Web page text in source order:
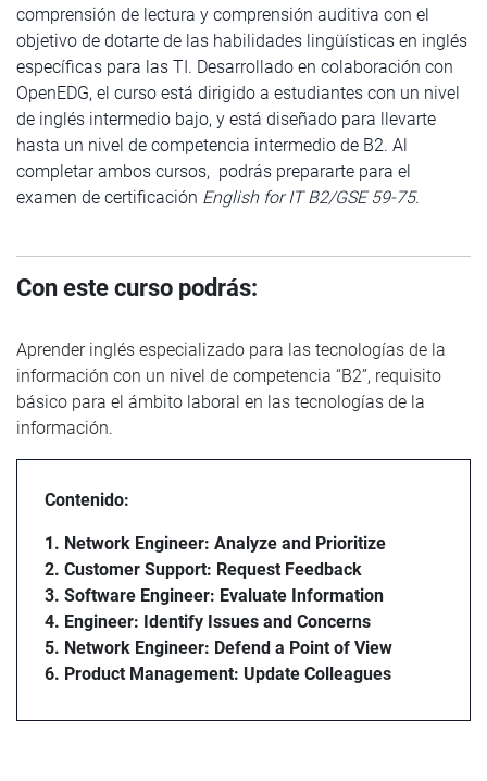
comprensión de lectura y comprensión auditiva con el
objetivo de dotarte de las habilidades lingüísticas en inglés
específicas para las TI. Desarrollado en colaboración con
OpenEDG, el curso está dirigido a estudiantes con un nivel
de inglés intermedio bajo, y está diseñado para llevarte
hasta un nivel de competencia intermedio de B2. Al
completar ambos cursos, podrás prepararte para el
examen de certificación English for IT B2/GSE 59-75.
Con este curso podrás:
Aprender inglés especializado para las tecnologías de la
información con un nivel de competencia “B2”, requisito
básico para el ámbito laboral en las tecnologías de la
información.
Contenido:
1. Network Engineer: Analyze and Prioritize
2. Customer Support: Request Feedback
3. Software Engineer: Evaluate Information
4. Engineer: Identify Issues and Concerns
5. Network Engineer: Defend a Point of View
6. Product Management: Update Colleagues